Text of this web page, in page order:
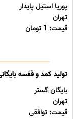
پوریا استیل پایدار
تهران
قیمت: 1 تومان
تولید کمد و قفسه
بایگان گستر
تهران
قیمت: توافقی